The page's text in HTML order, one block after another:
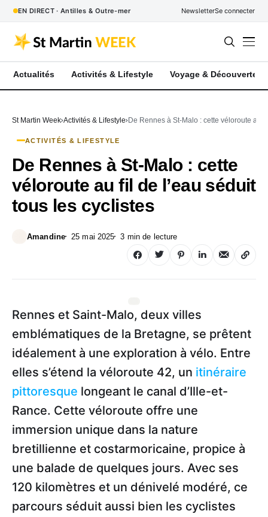
EN DIRECT · Antilles & Outre-mer NewsletterSe connecter
Actualités Activités & Lifestyle Voyage & Découverte
St Martin Week Activités & Lifestyle De Rennes à St-Malo : cette véloroute au
ACTIVITÉS & LIFESTYLE
De Rennes à St-Malo : cette
véloroute au fil de l’eau séduit
tous les cyclistes
Amandine 25 mai 2025 3 min de lecture
Rennes et Saint-Malo, deux villes
emblématiques de la Bretagne, se prêtent
idéalement à une exploration à vélo. Entre
elles s’étend la véloroute 42, un itinéraire
pittoresque longeant le canal d’Ille-et-
Rance. Cette véloroute offre une
immersion unique dans la nature
bretillienne et costarmoricaine, propice à
une balade de quelques jours. Avec ses
120 kilomètres et un dénivelé modéré, ce
parcours séduit aussi bien les cyclistes